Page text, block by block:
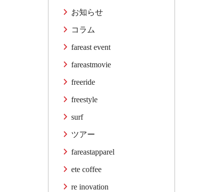
お知らせ
コラム
fareast event
fareastmovie
freeride
freestyle
surf
ツアー
fareastapparel
ete coffee
re inovation